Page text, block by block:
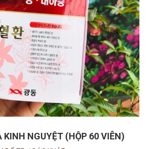
KINH NGUYỆT (HỘP 60 VIÊN)